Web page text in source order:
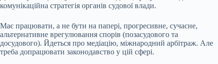
комунікаційна стратегія органів судової влади.
Має працювати, а не бути на папері, прогресивне, сучасне,
альтернативне врегулювання спорів (позасудового та
досудового). Йдеться про медіацію, міжнародний арбітраж. Але
треба допрацювати законодавство у цій сфері.